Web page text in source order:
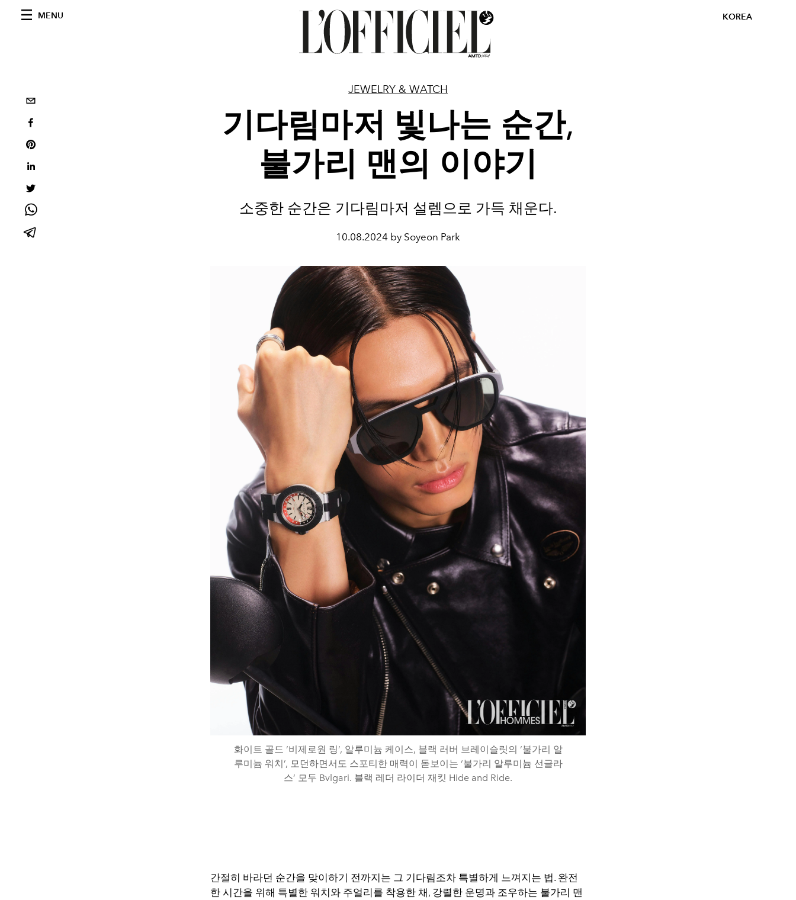
MENU KOREA
JEWELRY & WATCH
기다림마저 빛나는 순간,
불가리 맨의 이야기
소중한 순간은 기다림마저 설렘으로 가득 채운다.
10.08.2024 by Soyeon Park
화이트 골드 ‘비제로원 링’, 알루미늄 케이스, 블랙 러버 브레이슬릿의 ‘불가리 알
루미늄 워치’, 모던하면서도 스포티한 매력이 돋보이는 ‘불가리 알루미늄 선글라
스’ 모두 Bvlgari. 블랙 레더 라이더 재킷 Hide and Ride.
간절히 바라던 순간을 맞이하기 전까지는 그 기다림조차 특별하게 느껴지는 법. 완전
한 시간을 위해 특별한 워치와 주얼리를 착용한 채, 강렬한 운명과 조우하는 불가리 맨